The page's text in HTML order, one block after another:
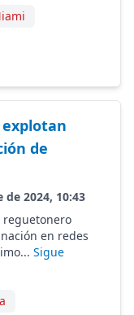
explotan
de
2024, 10:43
reguetonero
en redes
Sigue